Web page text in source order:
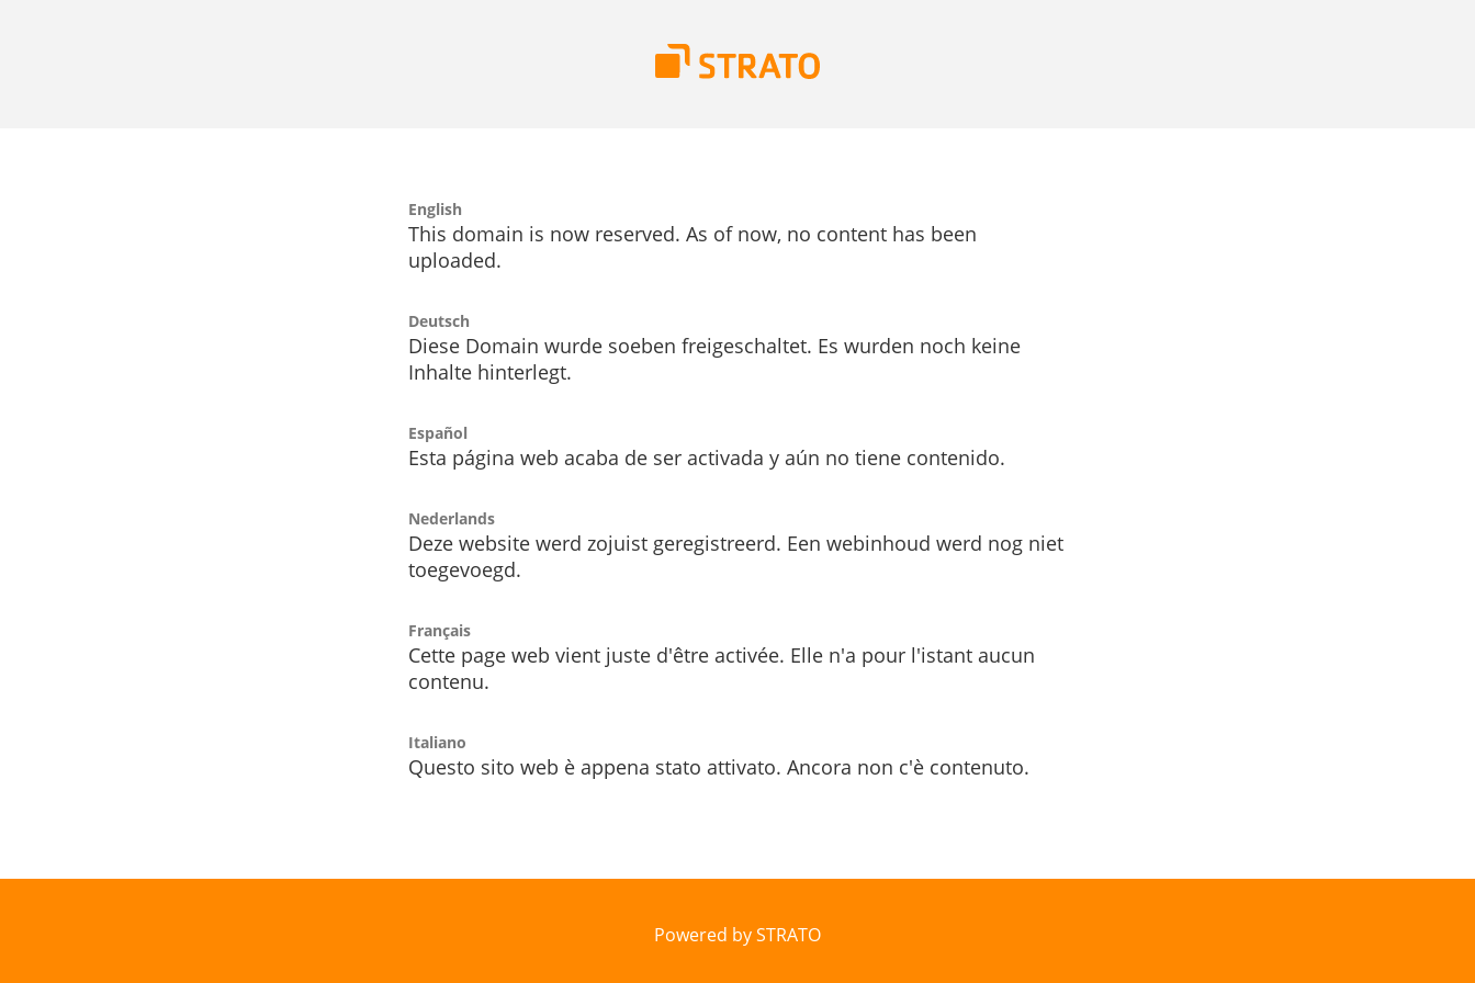
English
This domain is now reserved. As of now, no content has been
uploaded.
Deutsch
Diese Domain wurde soeben freigeschaltet. Es wurden noch keine
Inhalte hinterlegt.
Español
Esta página web acaba de ser activada y aún no tiene contenido.
Nederlands
Deze website werd zojuist geregistreerd. Een webinhoud werd nog niet
toegevoegd.
Français
Cette page web vient juste d'être activée. Elle n'a pour l'istant aucun
contenu.
Italiano
Questo sito web è appena stato attivato. Ancora non c'è contenuto.
Powered by STRATO